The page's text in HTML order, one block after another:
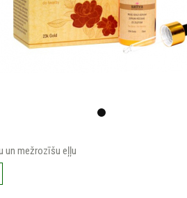
un mežrozīšu eļļu